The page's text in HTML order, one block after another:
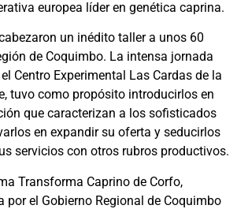
europea líder en genética caprina.
un inédito taller a unos 60
de Coquimbo. La intensa jornada
Centro Experimental Las Cardas de la
tuvo como propósito introducirlos en
que caracterizan a los sofisticados
en expandir su oferta y seducirlos
servicios con otros rubros productivos.
Transforma Caprino de Corfo,
el Gobierno Regional de Coquimbo